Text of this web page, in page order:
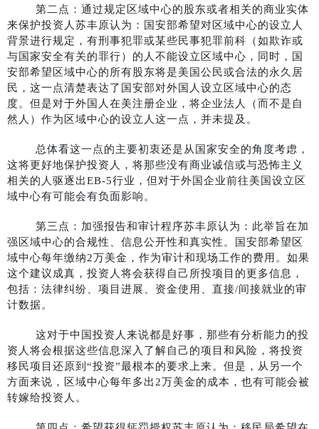
第二点：通过规定区域中心的股东或者相关的商业实体
来保护投资人苏丰原认为：国安部希望对区域中心的设立人
背景进行规定，有刑事犯罪或某些民事犯罪前科（如欺诈或
与国家安全有关的罪行）的人不能设立区域中心，同时，国
安部希望区域中心的所有股东将是美国公民或合法的永久居
民，这一点清楚表达了国安部对外国人设立区域中心的态
度。但是对于外国人在美注册企业，将企业法人（而不是自
然人）作为区域中心的设立人这一点，并未提及。
总体看这一点的主要初衷还是从国家安全的角度考虑，
这将更好地保护投资人，将那些没有商业诚信或与恐怖主义
相关的人驱逐出EB-5行业，但对于外国企业前往美国设立区
域中心有可能会有负面影响。
第三点：加强报告和审计程序苏丰原认为：此举旨在加
强区域中心的合规性、信息公开性和真实性。国安部希望区
域中心每年缴纳2万美金，作为审计和现场工作的费用。如果
这个建议成真，投资人将会获得自己所投项目的更多信息，
包括：法律纠纷、项目进展、资金使用、直接/间接就业的审
计数据。
这对于中国投资人来说都是好事，那些有分析能力的投
资人将会根据这些信息深入了解自己的项目和风险，将投资
移民项目还原到“投资”最根本的要求上来。但是，从另一个
方面来说，区域中心每年多出2万美金的成本，也有可能会被
转嫁给投资人。